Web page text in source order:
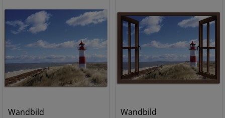
Wandbild
Wandbild